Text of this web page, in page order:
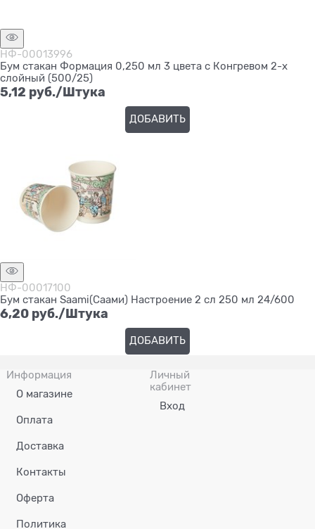
НФ-00013996
Бум стакан Формация 0,250 мл 3 цвета с Конгревом 2-х
слойный (500/25)
5,12 руб./Штука
ДОБАВИТЬ
НФ-00017100
Бум стакан Saami(Саами) Настроение 2 сл 250 мл 24/600
6,20 руб./Штука
ДОБАВИТЬ
Информация
О магазине
Оплата
Доставка
Контакты
Оферта
Политика
Личный
кабинет
Вход